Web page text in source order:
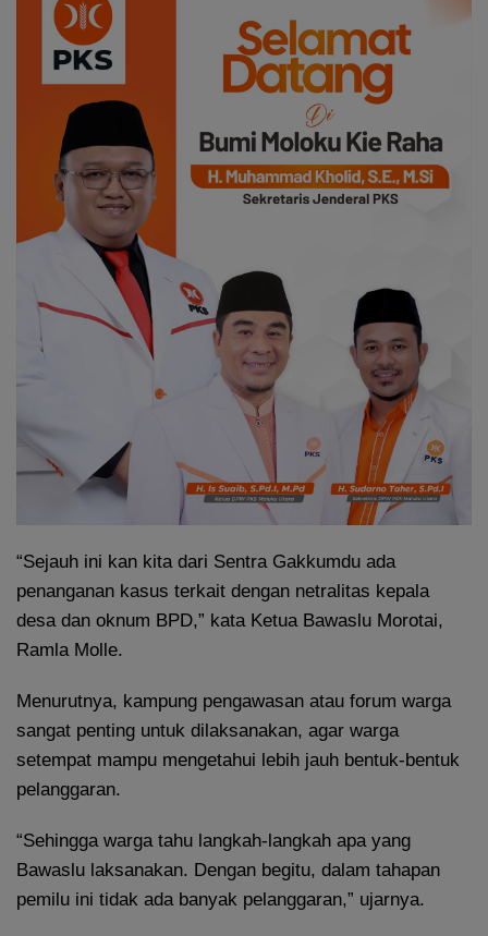
“Sejauh ini kan kita dari Sentra Gakkumdu ada
penanganan kasus terkait dengan netralitas kepala
desa dan oknum BPD,” kata Ketua Bawaslu Morotai,
Ramla Molle.
Menurutnya, kampung pengawasan atau forum warga
sangat penting untuk dilaksanakan, agar warga
setempat mampu mengetahui lebih jauh bentuk-bentuk
pelanggaran.
“Sehingga warga tahu langkah-langkah apa yang
Bawaslu laksanakan. Dengan begitu, dalam tahapan
pemilu ini tidak ada banyak pelanggaran,” ujarnya.